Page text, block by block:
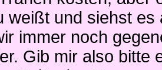
weißt und siehst es
immer noch
Gib mir also bitte